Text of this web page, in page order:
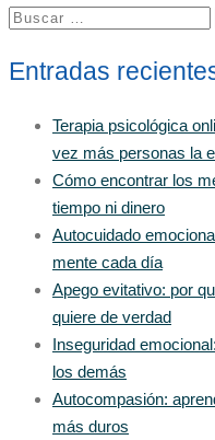
Buscar:
Entradas
Terapia psicológica
vez más personas la
Cómo encontrar los
tiempo ni dinero
Autocuidado
mente cada día
Apego evitativo: por
quiere de verdad
Inseguridad
los demás
Autocompasión:
más duros